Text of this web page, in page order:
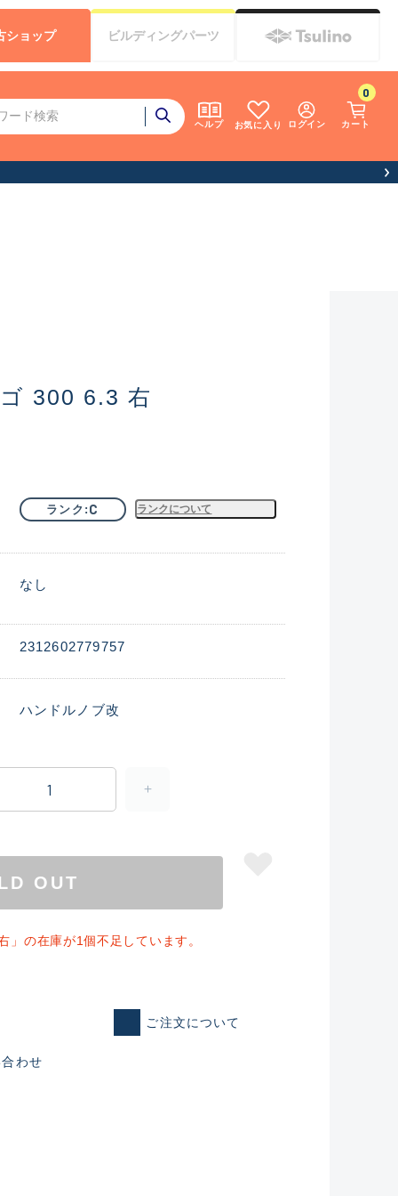
ヘルプ お気に入り ログイン カート
0
ショップ ビルディングパーツ
れた未使用
300 6.3 右
ランク C ランクについて
なし
2312602779757
ハンドルノブ改
OUT
」の在庫が1個不足しています。
ご注文について
わせ